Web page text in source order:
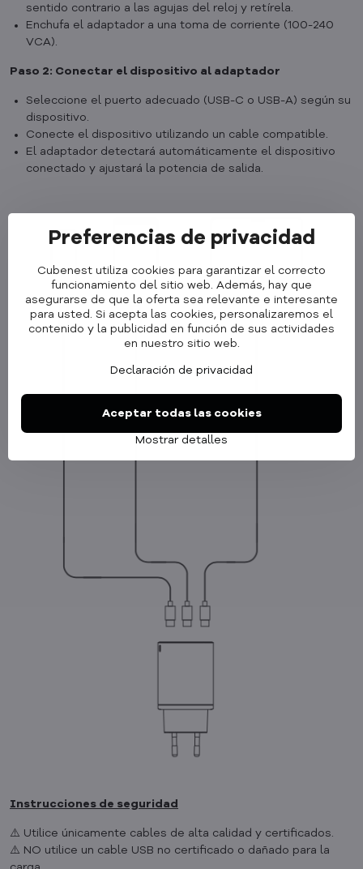
sentido contrario a las agujas del reloj y retírela.
Enchufa el adaptador a una toma de corriente (100-240
VCA).
Paso 2: Conectar el dispositivo al adaptador
Seleccione el puerto adecuado (USB-C o USB-A) según su
dispositivo.
Conecte el dispositivo utilizando un cable compatible.
El adaptador detectará automáticamente el dispositivo
conectado y ajustará la potencia de salida.
Instrucciones de seguridad
⚠️ Utilice únicamente cables de alta calidad y certificados.
⚠️ NO utilice un cable USB no certificado o dañado para la
Preferencias de privacidad
Cubenest utiliza cookies para garantizar el correcto
funcionamiento del sitio web. Además, hay que
asegurarse de que la oferta sea relevante e interesante
para usted. Si acepta las cookies, personalizaremos el
contenido y la publicidad en función de sus actividades
en nuestro sitio web.
Declaración de privacidad
Mostrar detalles
Aceptar todas las cookies